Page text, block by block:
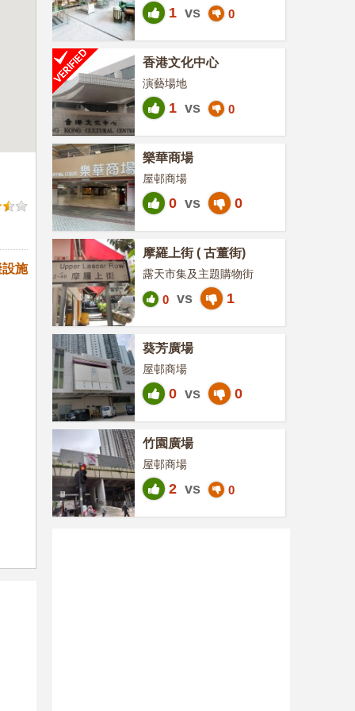
施
1 vs 0
香港文化中心
演藝場地
1 vs 0
樂華商場
屋邨商場
0 vs 0
摩羅上街 ( 古董街)
露天市集及主題購物街
0 vs 1
葵芳廣場
屋邨商場
0 vs 0
竹園廣場
屋邨商場
2 vs 0